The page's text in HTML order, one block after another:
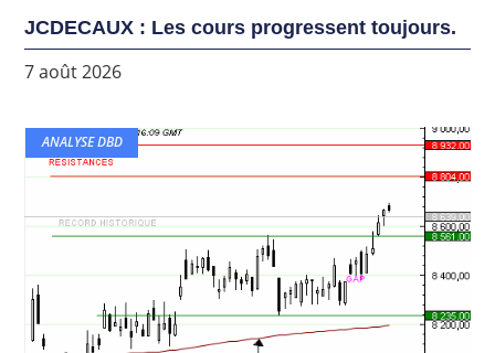
JCDECAUX : Les cours progressent toujours.
7 août 2026
ANALYSE DBD